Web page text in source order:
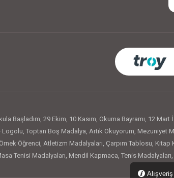
Başladım, 29 Ekim, 10 Kasım, Okuma Bayramı, 12 Mart
Logolu, Toptan Boş Madalya, Artık Okuyorum, Mezuniyet
Örnek Öğrenci, Atletizm Madalyaları, Çarpım Tablosu, Kitap
Tenisi Madalyaları, Mendil Kapmaca, Tenis Madalyaları,